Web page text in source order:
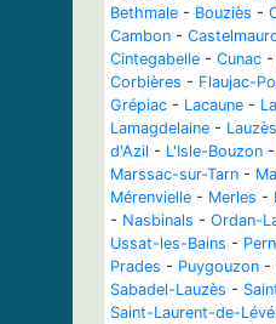
Bethmale - Bouziès -
Cambon -
Cintegabelle - Cunac -
Corbières - Flaujac-
Grépiac - Lacaune -
Lamagdelaine - Lauzès
d'Azil - L'Isle-Bouzon -
Marssac-sur-Tarn -
Mérenvielle - Merles -
- Nasbinals - Ordan-
Ussat-les-Bains - Pern
Prades - Puygouzon -
Sabadel-Lauzès -
Saint-Laurent-de-